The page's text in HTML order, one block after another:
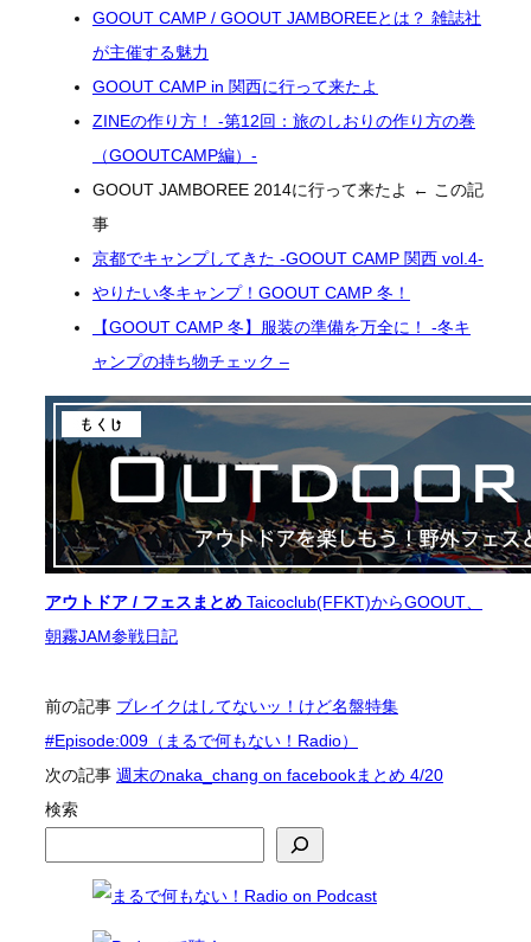
GOOUT CAMP / GOOUT JAMBOREEとは？ 雑誌社
が主催する魅力
GOOUT CAMP in 関西に行って来たよ
ZINEの作り方！ -第12回：旅のしおりの作り方の巻
（GOOUTCAMP編）-
GOOUT JAMBOREE 2014に行って来たよ ← この記
事
京都でキャンプしてきた -GOOUT CAMP 関西 vol.4-
やりたい冬キャンプ！GOOUT CAMP 冬！
【GOOUT CAMP 冬】服装の準備を万全に！ -冬キ
ャンプの持ち物チェック –
関
ペ
ー
ジ
アウトドア / フェスまとめ Taicoclub(FFKT)からGOOUT、
朝霧JAM参戦日記
前の記事 ブレイクはしてないッ！けど名盤特集
#Episode:009（まるで何もない！Radio）
次の記事 週末のnaka_chang on facebookまとめ 4/20
検索